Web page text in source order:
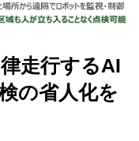
走行するAI
の省人化を